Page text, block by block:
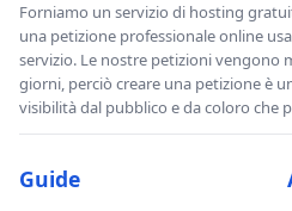
Forniamo un servizio di hosting
una petizione professionale online
servizio. Le nostre petizioni vengono
giorni, perciò creare una petizione è
visibilità dal pubblico e da coloro che
Guide